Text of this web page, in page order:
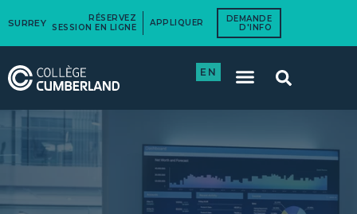
SURREY
RÉSERVEZ
SESSION EN LIGNE
APPLIQUER
DEMANDE
D'INFO
EN